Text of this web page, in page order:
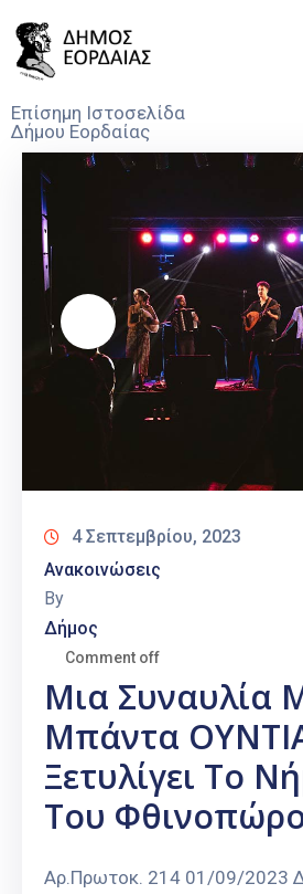
Επίσημη Ιστοσελίδα
Δήμου Εορδαίας
Ο
Δήμος
Νέα
Υπηρεσίες
Δήμου
Προσκλήσεις
Αποφάσεις
Καιρός
4 Σεπτεμβρίου, 2023
Ανακοινώσεις
By
Δήμος
Comment off
Μια Συναυλία
Μπάντα
Ξετυλίγει Το
Του
Αρ.Πρωτοκ. 214 01/09/2023